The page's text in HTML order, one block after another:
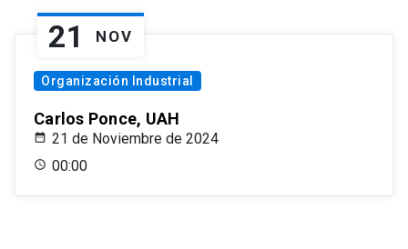
21 NOV
Organización Industrial
Carlos Ponce, UAH
21 de Noviembre de 2024
00:00